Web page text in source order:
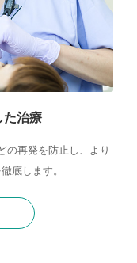
た治療
の再発を防止し、より
底します。